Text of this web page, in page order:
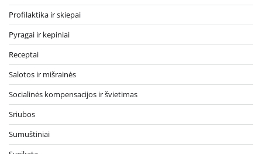
Profilaktika ir skiepai
Pyragai ir kepiniai
Receptai
Salotos ir mišrainės
Socialinės kompensacijos ir švietimas
Sriubos
Sumuštiniai